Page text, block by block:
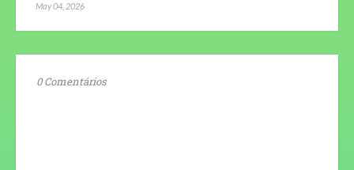
May 04, 2026
0 Comentários